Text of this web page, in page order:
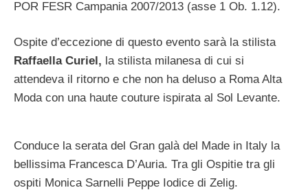
POR FESR Campania 2007/2013 (asse 1 Ob. 1.12).
Ospite d’eccezione di questo evento sarà la stilista
Raffaella Curiel, la stilista milanesa di cui si
attendeva il ritorno e che non ha deluso a Roma Alta
Moda con una haute couture ispirata al Sol Levante.
Conduce la serata del Gran galà del Made in Italy la
bellissima Francesca D’Auria. Tra gli Ospitie tra gli
ospiti Monica Sarnelli Peppe Iodice di Zelig.